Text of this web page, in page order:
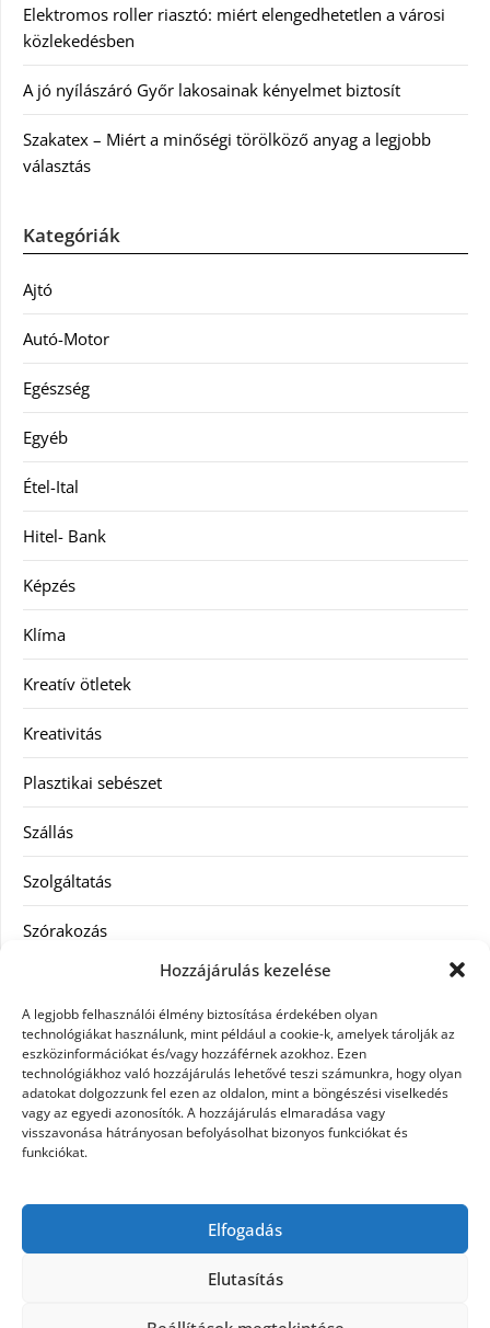
Hozzájárulás kezelése
A legjobb felhasználói élmény biztosítása érdekében olyan
technológiákat használunk, mint például a cookie-k, amelyek tárolják az
eszközinformációkat és/vagy hozzáférnek azokhoz. Ezen
technológiákhoz való hozzájárulás lehetővé teszi számunkra, hogy olyan
adatokat dolgozzunk fel ezen az oldalon, mint a böngészési viselkedés
vagy az egyedi azonosítók. A hozzájárulás elmaradása vagy
visszavonása hátrányosan befolyásolhat bizonyos funkciókat és
funkciókat.
Elfogadás
Elutasítás
Elektromos roller riasztó: miért elengedhetetlen a városi
közlekedésben
A jó nyílászáró Győr lakosainak kényelmet biztosít
Szakatex – Miért a minőségi törölköző anyag a legjobb
választás
Kategóriák
Ajtó
Autó-Motor
Egészség
Egyéb
Étel-Ital
Hitel- Bank
Képzés
Klíma
Kreatív ötletek
Kreativitás
Plasztikai sebészet
Szállás
Szolgáltatás
Szórakozás
Vásárlás
Víztisztítás
Webáruház
hátfájás kezelése műkörmös eszközök szemészeti betegségek